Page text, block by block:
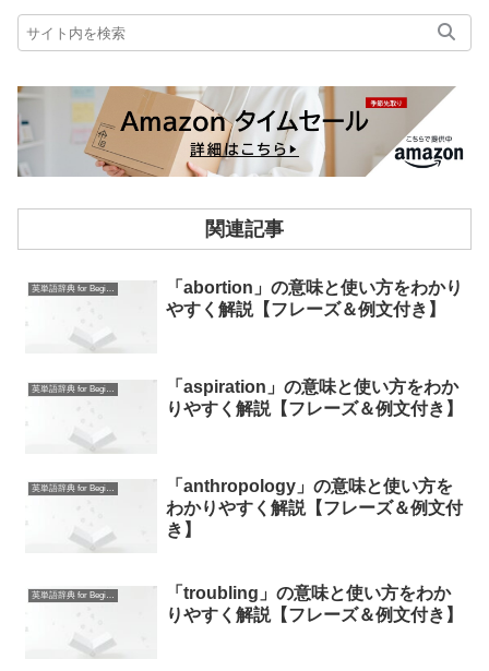
関連記事
英単語辞典 for Beginners
「abortion」の意味と使い方をわかり
やすく解説【フレーズ＆例文付き】
英単語辞典 for Beginners
「aspiration」の意味と使い方をわか
りやすく解説【フレーズ＆例文付き】
英単語辞典 for Beginners
「anthropology」の意味と使い方を
わかりやすく解説【フレーズ＆例文付
き】
英単語辞典 for Beginners
「troubling」の意味と使い方をわか
りやすく解説【フレーズ＆例文付き】